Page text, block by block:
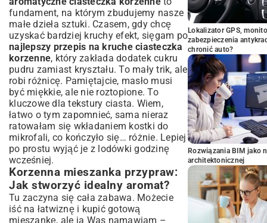
fundament, na którym zbudujemy nasze
małe dzieła sztuki. Czasem, gdy chcę
uzyskać bardziej kruchy efekt, sięgam po
najlepszy przepis na kruche ciasteczka
korzenne, który zakłada dodatek cukru
pudru zamiast kryształu. To mały trik, ale
robi różnicę. Pamiętajcie, masło musi
być miękkie, ale nie roztopione. To
kluczowe dla tekstury ciasta. Wiem,
łatwo o tym zapomnieć, sama nieraz
ratowałam się wkładaniem kostki do
mikrofali, co kończyło się… różnie. Lepiej
po prostu wyjąć je z lodówki godzinę
wcześniej.
Korzenna mieszanka przypraw:
Jak stworzyć idealny aromat?
Tu zaczyna się cała zabawa. Możecie
iść na łatwiznę i kupić gotową
mieszankę, ale ja Was namawiam –
Lokalizator GPS,
zabezpieczenia
chronić auto?
Rozwiązania BIM jako
architektonicznej